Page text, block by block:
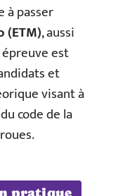
à passer
(ETM), aussi
est
et
visant à
code de la
pratique